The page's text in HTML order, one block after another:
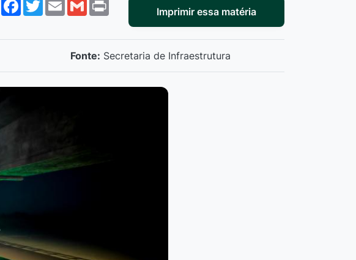
Imprimir essa matéria
Fonte: Secretaria de Infraestrutura